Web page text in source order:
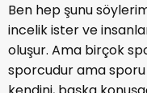
Ben hep şunu
incelik ister ve
oluşur. Ama birçok
sporcudur ama